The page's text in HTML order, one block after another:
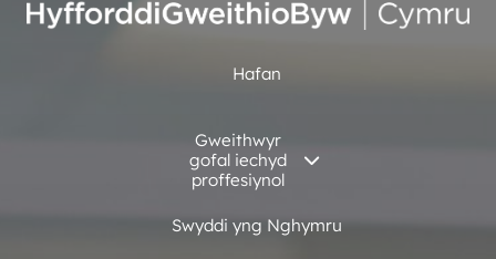
Hafan
Gweithwyr
gofal iechyd
proffesiynol
Swyddi yng Nghymru